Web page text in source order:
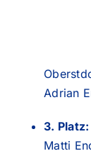
Adrian
3. Platz:
Matti